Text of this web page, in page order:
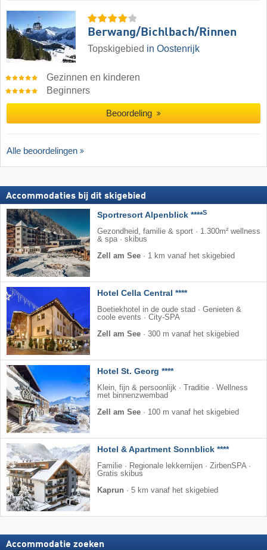
Berwang/​Bichlbach/​Rinnen
Topskigebied in Oostenrijk
Gezinnen en kinderen
Beginners
Beoordeling
Alle beoordelingen
Accommodaties bij dit skigebied
Sportresort Alpenblick ****S
Gezondheid, familie & sport · 1.300m² wellness
& spa · skibus
Zell am See · 1 km vanaf het skigebied
Hotel Cella Central ****
Boetiekhotel in de oude stad · Genieten &
coole events · City-SPA
Zell am See · 300 m vanaf het skigebied
Hotel St. Georg ****
Klein, fijn & persoonlijk · Traditie · Wellness
met binnenzwembad
Zell am See · 100 m vanaf het skigebied
Hotel & Apartment Sonnblick ****
Familie · Regionale lekkernijen · ZirbenSPA ·
Gratis skibus
Kaprun · 5 km vanaf het skigebied
Accommodatie zoeken